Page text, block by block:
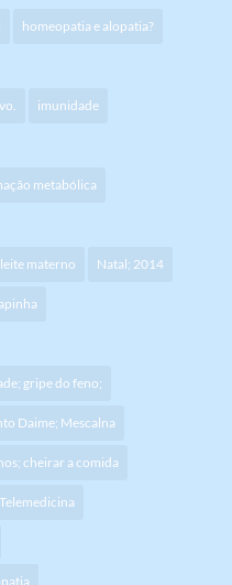
homeopatia e alopatia?
imunidade
metabólica
materno Natal; 2014
gripe do feno;
Daime; Mescalna
cheirar a comida
Telemedicina